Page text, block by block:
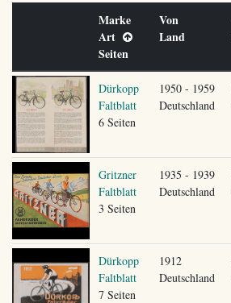
Marke
Art
Seiten
Von
Land
Dürkopp
Faltblatt
6 Seiten
1950 - 1959
Deutschland
Gritzner
Faltblatt
3 Seiten
1935 - 1939
Deutschland
Dürkopp
Faltblatt
7 Seiten
1912
Deutschland